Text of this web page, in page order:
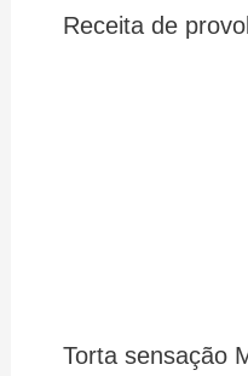
Receita de
Torta sensação